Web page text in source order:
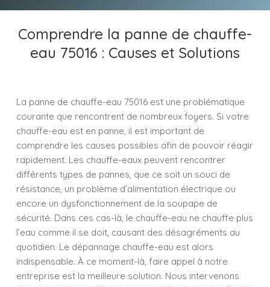
Comprendre la panne de chauffe-
eau 75016 : Causes et Solutions
La panne de chauffe-eau 75016 est une problématique
courante que rencontrent de nombreux foyers. Si votre
chauffe-eau est en panne, il est important de
comprendre les causes possibles afin de pouvoir réagir
rapidement. Les chauffe-eaux peuvent rencontrer
différents types de pannes, que ce soit un souci de
résistance, un problème d’alimentation électrique ou
encore un dysfonctionnement de la soupape de
sécurité. Dans ces cas-là, le chauffe-eau ne chauffe plus
l’eau comme il se doit, causant des désagréments au
quotidien. Le dépannage chauffe-eau est alors
indispensable. À ce moment-là, faire appel à notre
entreprise est la meilleure solution. Nous intervenons